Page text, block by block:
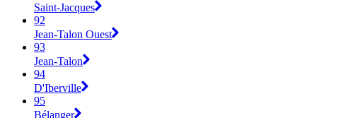
Saint-Jacques
92
Jean-Talon Ouest
93
Jean-Talon
94
D'Iberville
95
Bélanger